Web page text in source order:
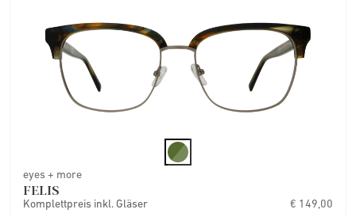
eyes + more
FELIS
Komplettpreis inkl. Gläser € 149,00